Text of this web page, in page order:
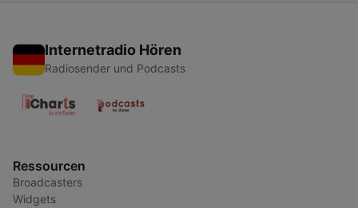
Internetradio Hören
Radiosender und Podcasts
Ressourcen
Broadcasters
Widgets